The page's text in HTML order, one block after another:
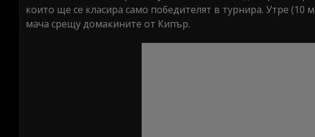
които ще се класира само победителят в турнира. Утре
мача срещу домакините от Кипър.